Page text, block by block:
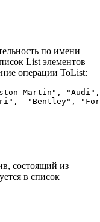
по имени
List элементов
операции ToList:
Martin",
"Bentley",
состоящий из
в список